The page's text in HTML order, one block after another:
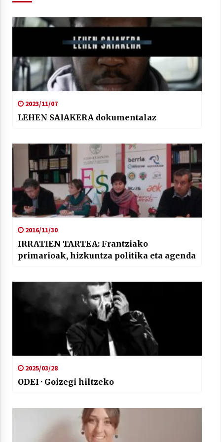
Berria egunkarian elkarrizketa
Arrosaren 20 urteez
2021/07/06
Arrosaren 20 urteez
Zebrabidearen denboraldi amaiera
EHZtik
Arrosaren laburpen bideoa Hamaika
Telebistaren eskutik
2021/06/30
2023/11/07
LEHEN SAIAKERA dokumentalaz
2016/11/30
IRRATIEN TARTEA: Frantziako
primarioak, hizkuntza politika eta agenda
2025/03/28
ODEI · Goizegi hiltzeko